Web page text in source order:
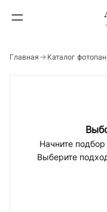
Главная Каталог
Начните
Выберите